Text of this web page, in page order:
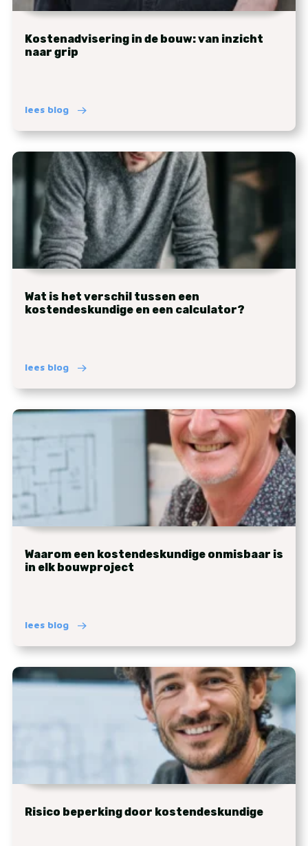
Kostenadvisering in de bouw: van inzicht
naar grip
lees blog
Wat is het verschil tussen een
kostendeskundige en een calculator?
lees blog
Waarom een kostendeskundige onmisbaar is
in elk bouwproject
lees blog
Risico beperking door kostendeskundige